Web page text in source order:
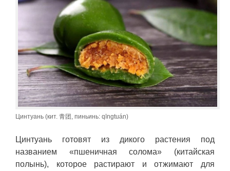
Цинтуань (кит. 青团, пиньинь: qīngtuán)
Цинтуань готовят из дикого растения под
названием «пшеничная солома» (китайская
полынь), которое растирают и отжимают для